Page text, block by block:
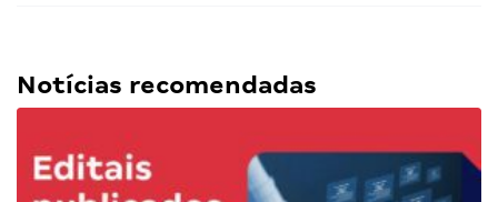
Notícias recomendadas